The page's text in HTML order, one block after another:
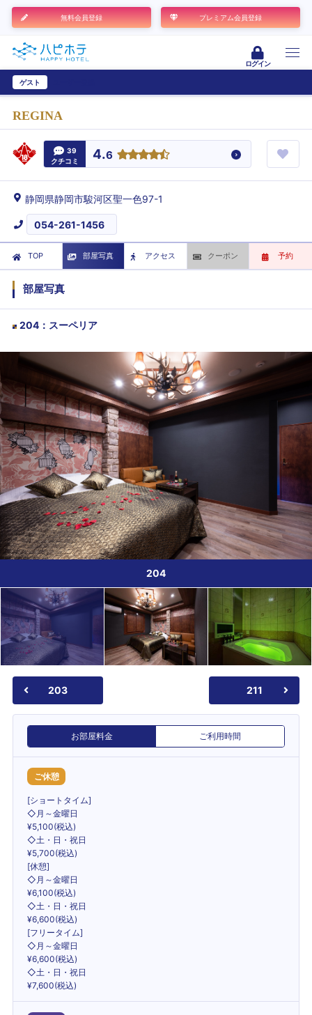
無料会員登録 プレミアム会員登録
ログイン
ゲスト
REGINA
39
クチコミ
4.6
静岡県静岡市駿河区聖一色97-1
054-261-1456
TOP 部屋写真 アクセス クーポン 予約
部屋写真
204 ： スーペリア
204
203 211
お部屋料金 ご利用時間
ご休憩
[ショートタイム]
◇月～金曜日
¥5,100(税込)
◇土・日・祝日
¥5,700(税込)
[休憩]
◇月～金曜日
¥6,100(税込)
◇土・日・祝日
¥6,600(税込)
[フリータイム]
◇月～金曜日
¥6,600(税込)
◇土・日・祝日
¥7,600(税込)